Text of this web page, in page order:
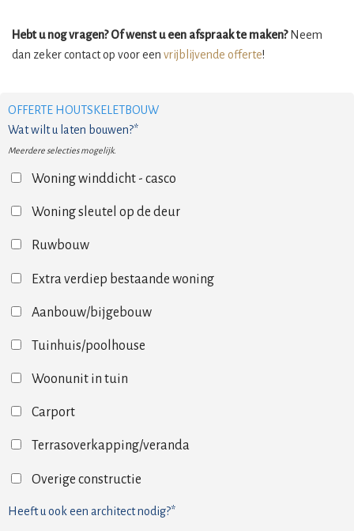
Hebt u nog vragen? Of wenst u een afspraak te maken?Neem
dan zeker contact op voor een vrijblijvende offerte!
OFFERTE HOUTSKELETBOUW
Wat wilt u laten bouwen?*
Meerdere selecties mogelijk.
Woning winddicht - casco
Woning sleutel op de deur
Ruwbouw
Extra verdiep bestaande woning
Aanbouw/bijgebouw
Tuinhuis/poolhouse
Woonunit in tuin
Carport
Terrasoverkapping/veranda
Overige constructie
Heeft u ook een architect nodig?*